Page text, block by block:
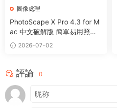
圖像處理
PhotoScape X Pro 4.3 for M
ac 中文破解版 簡單易用照片
編輯器
2026-07-02
評論 0